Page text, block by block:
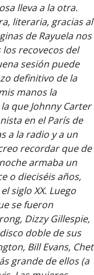
lleva a la otra.
literaria, gracias al
de Rayuela nos
recovecos del
sesión puede
definitivo de la
manos la
que Johnny Carter
en el París de
a la radio y a un
recordar que de
armaba un
o dieciséis años,
siglo XX. Luego
se fueron
Dizzy Gillespie,
doble de sus
Bill Evans, Chet
grande de ellos (a